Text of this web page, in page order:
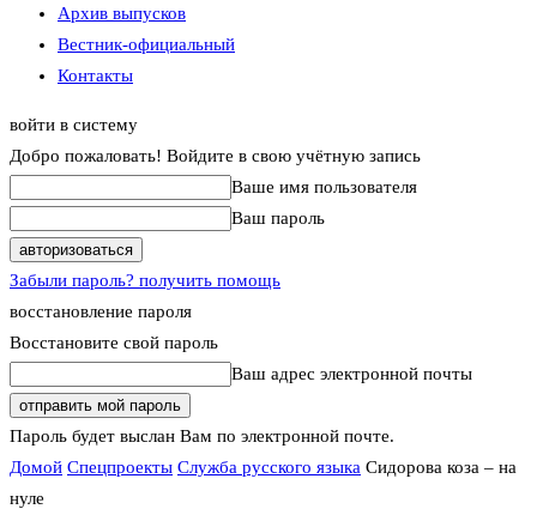
Архив выпусков
Вестник-официальный
Контакты
войти в систему
Добро пожаловать! Войдите в свою учётную запись
Ваше имя пользователя
Ваш пароль
Забыли пароль? получить помощь
восстановление пароля
Восстановите свой пароль
Ваш адрес электронной почты
Пароль будет выслан Вам по электронной почте.
Домой Спецпроекты Служба русского языка Сидорова коза – на
нуле